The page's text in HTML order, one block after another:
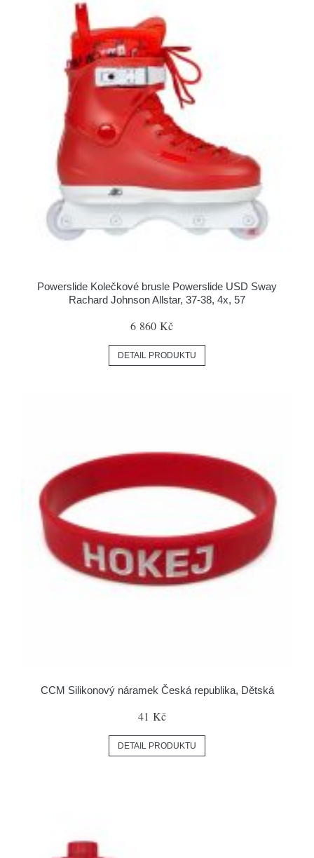
Powerslide Kolečkové brusle Powerslide USD Sway
Rachard Johnson Allstar, 37-38, 4x, 57
6 860 Kč
DETAIL PRODUKTU
CCM Silikonový náramek Česká republika, Dětská
41 Kč
DETAIL PRODUKTU